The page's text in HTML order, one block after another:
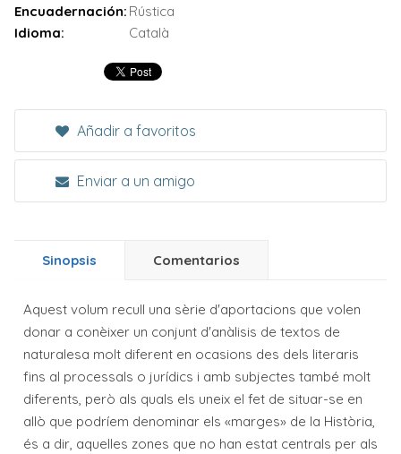
Encuadernación: Rústica
Idioma:
Català
Añadir a favoritos
Enviar a un amigo
Sinopsis Comentarios
Aquest volum recull una sèrie d'aportacions que volen
donar a conèixer un conjunt d'anàlisis de textos de
naturalesa molt diferent en ocasions des dels literaris
fins al processals o jurídics i amb subjectes també molt
diferents, però als quals els uneix el fet de situar-se en
allò que podríem denominar els «marges» de la Història,
és a dir, aquelles zones que no han estat centrals per als